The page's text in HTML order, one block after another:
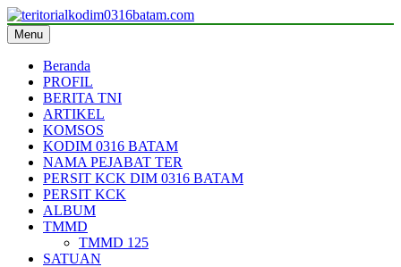
Skip
to
content
teritorialkodim0316batam.com
teritoriakkodimo0316batam
Menu
Beranda
PROFIL
BERITA TNI
ARTIKEL
KOMSOS
KODIM 0316 BATAM
NAMA PEJABAT TER
PERSIT KCK DIM 0316 BATAM
PERSIT KCK
ALBUM
TMMD
TMMD 125
SATUAN